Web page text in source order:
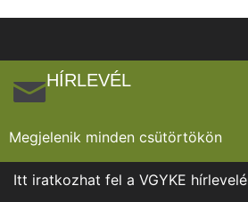
HÍRLEVÉL
Megjelenik minden csütörtökön
Itt iratkozhat fel a VGYKE